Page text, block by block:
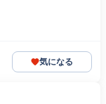
気になる